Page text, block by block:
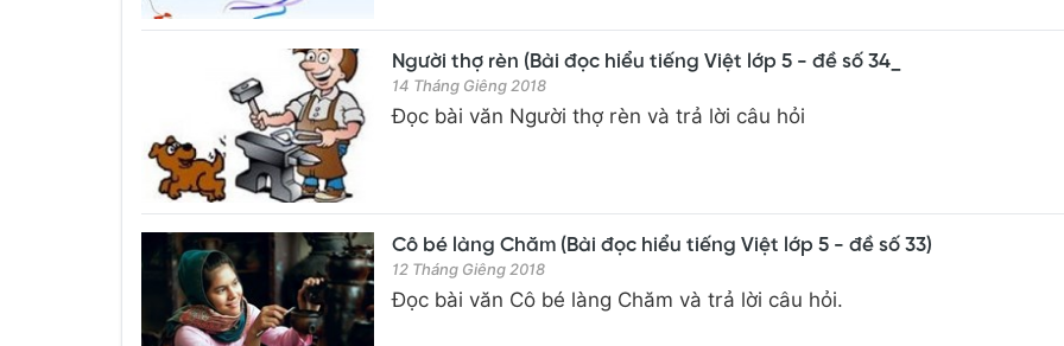
Người thợ rèn (Bài đọc hiểu tiếng Việt lớp 5 - đề số 34_
14 Tháng Giêng 2018
Đọc bài văn Người thợ rèn và trả lời câu hỏi
Cô bé làng Chăm (Bài đọc hiểu tiếng Việt lớp 5 - đề số 33)
12 Tháng Giêng 2018
Đọc bài văn Cô bé làng Chăm và trả lời câu hỏi.